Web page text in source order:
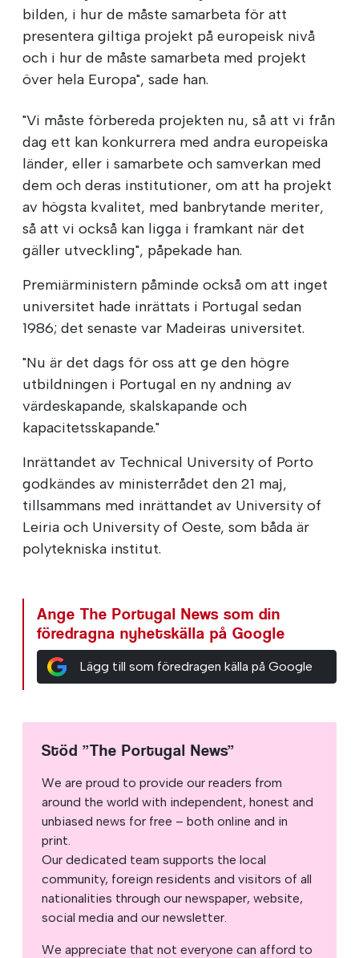
bilden, i hur de måste samarbeta för att
presentera giltiga projekt på europeisk nivå
och i hur de måste samarbeta med projekt
över hela Europa", sade han.
"Vi måste förbereda projekten nu, så att vi från
dag ett kan konkurrera med andra europeiska
länder, eller i samarbete och samverkan med
dem och deras institutioner, om att ha projekt
av högsta kvalitet, med banbrytande meriter,
så att vi också kan ligga i framkant när det
gäller utveckling", påpekade han.
Premiärministern påminde också om att inget
universitet hade inrättats i Portugal sedan
1986; det senaste var Madeiras universitet.
"Nu är det dags för oss att ge den högre
utbildningen i Portugal en ny andning av
värdeskapande, skalskapande och
kapacitetsskapande."
Inrättandet av Technical University of Porto
godkändes av ministerrådet den 21 maj,
tillsammans med inrättandet av University of
Leiria och University of Oeste, som båda är
polytekniska institut.
Ange The Portugal News som din
föredragna nyhetskälla på Google
Lägg till som föredragen källa på Google
Stöd ”The Portugal News”
We are proud to provide our readers from
around the world with independent, honest and
unbiased news for free – both online and in
print.
Our dedicated team supports the local
community, foreign residents and visitors of all
nationalities through our newspaper, website,
social media and our newsletter.
We appreciate that not everyone can afford to